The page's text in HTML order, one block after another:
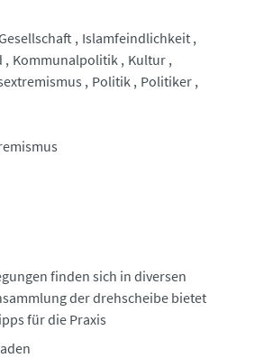
Islamfeindlichkeit
Kommunalpolitik Kultur
Politik Politiker
finden sich in diversen
der drehscheibe bietet
für die Praxis